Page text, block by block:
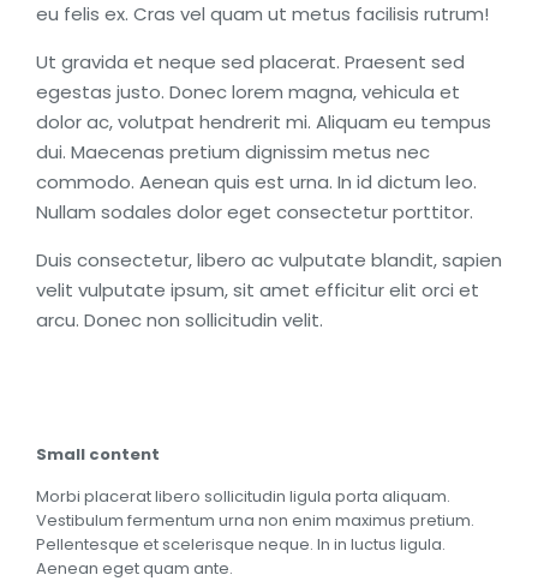
eu felis ex. Cras vel quam ut metus facilisis rutrum!
Ut gravida et neque sed placerat. Praesent sed
egestas justo. Donec lorem magna, vehicula et
dolor ac, volutpat hendrerit mi. Aliquam eu tempus
dui. Maecenas pretium dignissim metus nec
commodo. Aenean quis est urna. In id dictum leo.
Nullam sodales dolor eget consectetur porttitor.
Duis consectetur, libero ac vulputate blandit, sapien
velit vulputate ipsum, sit amet efficitur elit orci et
arcu. Donec non sollicitudin velit.
Small content
Morbi placerat libero sollicitudin ligula porta aliquam.
Vestibulum fermentum urna non enim maximus pretium.
Pellentesque et scelerisque neque. In in luctus ligula.
Aenean eget quam ante.